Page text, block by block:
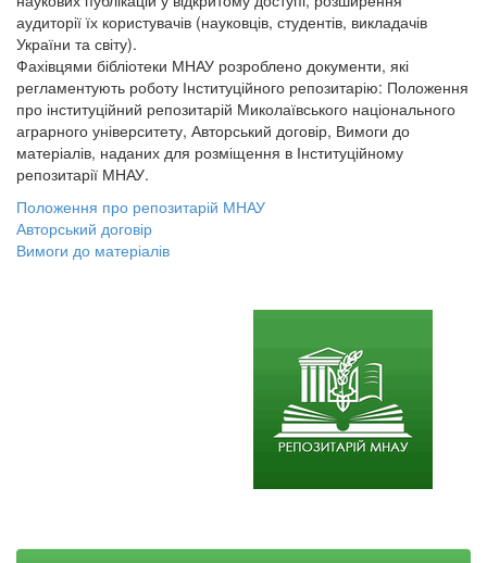
аудиторії їх користувачів (науковців, студентів, викладачів
України та світу).
Фахівцями бібліотеки МНАУ розроблено документи, які
регламентують роботу Інституційного репозитарію: Положення
про інституційний репозитарій Миколаївського національного
аграрного університету, Авторський договір, Вимоги до
матеріалів, наданих для розміщення в Інституційному
репозитарії МНАУ.
Положення про репозитарій МНАУ
Авторський договір
Вимоги до матеріалів